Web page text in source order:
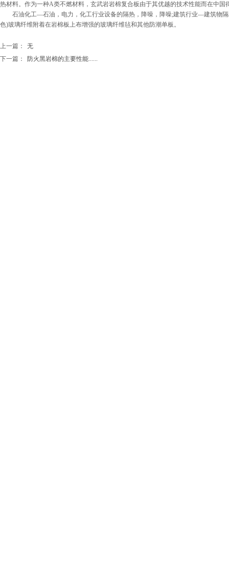
热材料。作为一种A类不燃材料，玄武岩岩棉复合板由于其优越的技术性能而在中
石油化工—石油，电力，化工行业设备的隔热，降噪，降噪;建筑行业—建筑物隔
色)玻璃纤维附着在岩棉板上布增强的玻璃纤维毡和其他防潮单板。
上一篇：
无
下一篇：
防火黑岩棉的主要性能......